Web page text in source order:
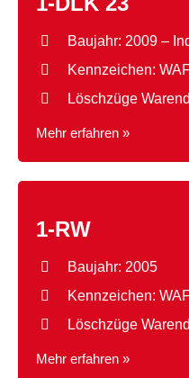
Baujahr: 2009 –
Kennzeichen:
Löschzüge
Mehr erfahren »
1-RW
Baujahr: 2005
Kennzeichen:
Löschzüge
Mehr erfahren »